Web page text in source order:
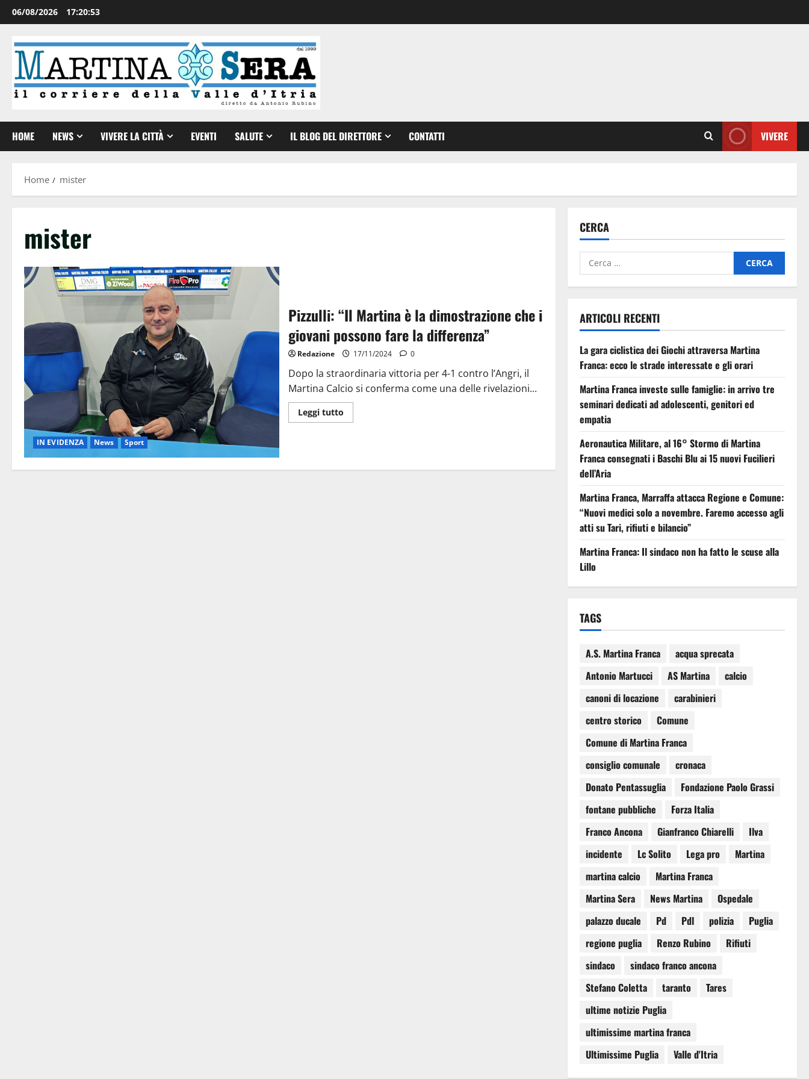
06/08/2026 17:20:54
HOME NEWS VIVERE LA CITTÀ EVENTI SALUTE IL BLOG DEL DIRETTORE CONTATTI VIVERE
Home mister
mister
IN EVIDENZA News Sport
Pizzulli: “Il Martina è la dimostrazione che i
giovani possono fare la differenza”
Redazione 17/11/2024 0
Dopo la straordinaria vittoria per 4-1 contro l’Angri, il
Martina Calcio si conferma come una delle rivelazioni...
Leggi tutto
CERCA
ARTICOLI RECENTI
La gara ciclistica dei Giochi attraversa Martina
Franca: ecco le strade interessate e gli orari
Martina Franca investe sulle famiglie: in arrivo tre
seminari dedicati ad adolescenti, genitori ed
empatia
Aeronautica Militare, al 16° Stormo di Martina
Franca consegnati i Baschi Blu ai 15 nuovi Fucilieri
dell’Aria
Martina Franca, Marraffa attacca Regione e Comune:
“Nuovi medici solo a novembre. Faremo accesso agli
atti su Tari, rifiuti e bilancio”
Martina Franca: Il sindaco non ha fatto le scuse alla
Lillo
TAGS
A.S. Martina Franca
acqua sprecata
Antonio Martucci
AS Martina
calcio
canoni di locazione
carabinieri
centro storico
Comune
Comune di Martina Franca
consiglio comunale
cronaca
Donato Pentassuglia
Fondazione Paolo Grassi
fontane pubbliche
Forza Italia
Franco Ancona
Gianfranco Chiarelli
Ilva
incidente
Lc Solito Lega pro
Martina
martina calcio
Martina Franca
Martina Sera
News Martina
Ospedale
palazzo ducale
Pd Pdl polizia
Puglia
regione puglia
Renzo Rubino
Rifiuti
sindaco
sindaco franco ancona
Stefano Coletta
taranto
Tares
ultime notizie Puglia
ultimissime martina franca
Ultimissime Puglia
Valle d'Itria